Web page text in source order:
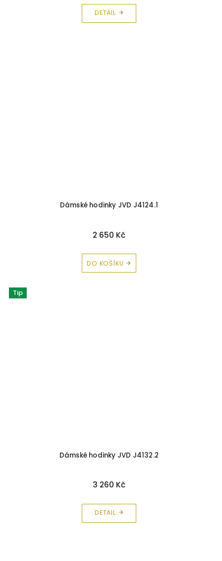
DETAIL
Dámské hodinky JVD J4124.1
2 650 Kč
DO KOŠÍKU
Tip
Dámské hodinky JVD J4132.2
3 260 Kč
DETAIL